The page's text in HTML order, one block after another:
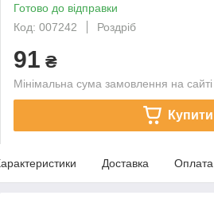
Готово до відправки
Код: 007242
Роздріб
91 ₴
Мінімальна сума замовлення на
Купити
Доставка Оплата